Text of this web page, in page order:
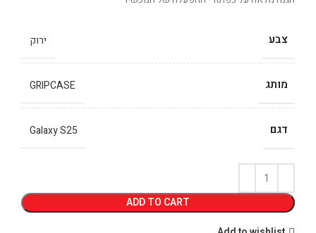
צבע ירוק
מותג GRIPCASE
דגם Galaxy S25
ADD TO CART